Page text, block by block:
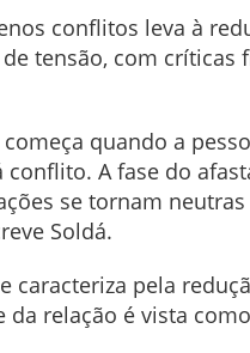
conflitos leva à
tensão, com
começa quando a
conflito. A fase do
se tornam
Soldá.
caracteriza pela
da relação é vista